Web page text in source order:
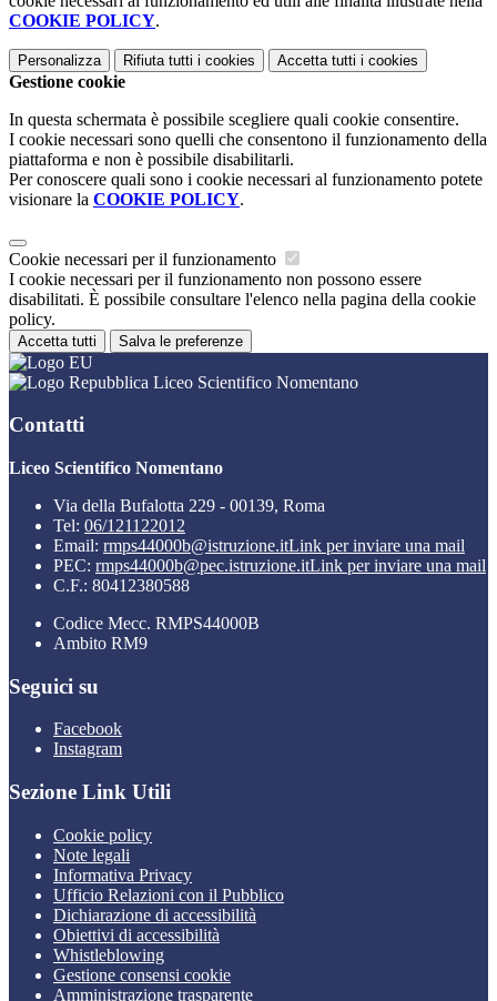
COOKIE POLICY.
Personalizza Rifiuta tutti i cookies Accetta tutti i cookies
Gestione cookie
In questa schermata è possibile scegliere quali cookie consentire.
I cookie necessari sono quelli che consentono il funzionamento della
piattaforma e non è possibile disabilitarli.
Per conoscere quali sono i cookie necessari al funzionamento potete
visionare la COOKIE POLICY.
Cookie necessari per il funzionamento
I cookie necessari per il funzionamento non possono essere
disabilitati. È possibile consultare l'elenco nella pagina della cookie
policy.
Accetta tutti Salva le preferenze
Liceo Scientifico Nomentano
Contatti
Liceo Scientifico Nomentano
Via della Bufalotta 229 - 00139, Roma
Tel: 06/121122012
Email: rmps44000b@istruzione.itLink per inviare una mail
PEC: rmps44000b@pec.istruzione.itLink per inviare una mail
C.F.: 80412380588
Codice Mecc. RMPS44000B
Ambito RM9
Seguici su
Facebook
Instagram
Sezione Link Utili
Cookie policy
Note legali
Informativa Privacy
Ufficio Relazioni con il Pubblico
Dichiarazione di accessibilità
Obiettivi di accessibilità
Whistleblowing
Gestione consensi cookie
Amministrazione trasparente